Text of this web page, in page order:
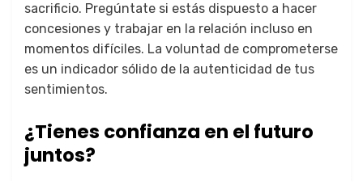
sacrificio. Pregúntate si estás dispuesto a hacer
concesiones y trabajar en la relación incluso en
momentos difíciles. La voluntad de comprometerse
es un indicador sólido de la autenticidad de tus
sentimientos.
¿Tienes confianza en el futuro
juntos?